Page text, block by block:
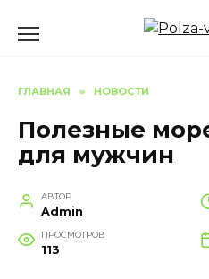
ГЛАВНАЯ » НОВОСТИ
Полезные
для мужчин
АВТОР
Admin
ПРОСМОТРОВ
113